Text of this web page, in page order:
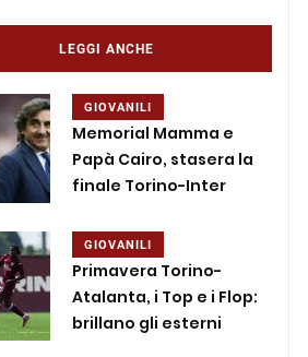
LEGGI ANCHE
GIOVANILI
Memorial Mamma e
Papà Cairo, stasera la
finale Torino-Inter
GIOVANILI
Primavera Torino-
Atalanta, i Top e i Flop:
brillano gli esterni